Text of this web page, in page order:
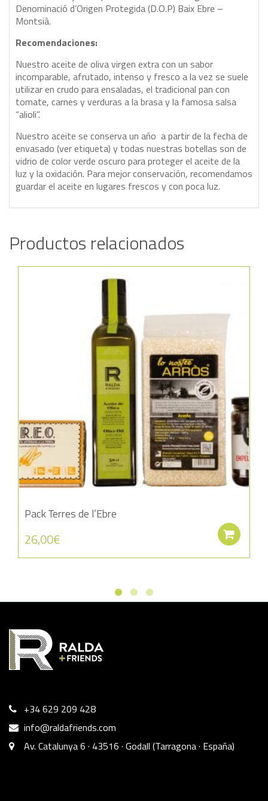
Denominació d’Origen Protegida (D.O.P) Baix Ebre –
Montsià.
Recomendaciones:
Nuestro aceite de oliva virgen extra con un sabor
incomparable, afrutado, intenso y fresco a la vez se suele
utilizar en crudo para ensaladas, el tradicional pan con
tomate, carnes y verduras a la brasa y la famosa salsa
“alioli”.
Nuestro aceite se conserva un año a partir de la fecha de
envasado (ver etiqueta) y todas nuestras botellas son de
vidrio de color verde oscuro para proteger el aceite de la
luz y la oxidación. Para mejor conservación, recomendamos
guardar el aceite en lugares frescos y con poca luz.
Productos relacionados
Pack Terres de l’Ebre
26,00€
Añadir a la lista de deseos
+34 629 209 428
info@raldafriends.com
Av. Catalunya 6 · 43516 · Godall (Tarragona · España)